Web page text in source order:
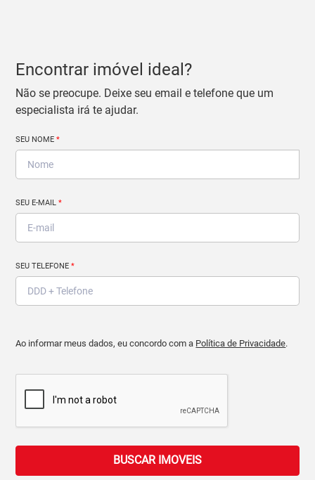
Encontrar imóvel ideal?
Não se preocupe. Deixe seu email e telefone que um
especialista irá te ajudar.
SEU NOME*
SEU E-MAIL*
SEU TELEFONE*
Ao informar meus dados, eu concordo com a Política de Privacidade.
BUSCAR IMOVEIS